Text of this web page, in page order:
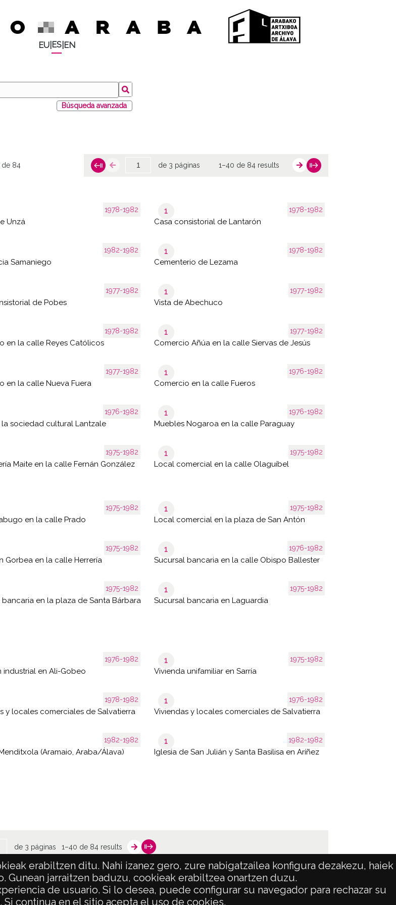
erabiltzen ditu. Nahi izanez gero, zure nabigatzailea konfigura dezakezu, haiek
Gunean jarraitzen baduzu, cookieak erabiltzea onartzen duzu.
de usuario. Si lo desea, puede configurar su navegador para rechazar su
Si continua en el sitio acepta el uso de cookies.
EU| ES| EN
Búsqueda avanzada
de 84 de 3 páginas 1–40 de 84 results
1978-1982
Unzá
1978-1982
1
Casa consistorial de Lantarón
1982-1982
Samaniego
1978-1982
1
Cementerio de Lezama
1977-1982
de Pobes
1977-1982
1
Vista de Abechuco
1978-1982
en la calle Reyes Católicos
1977-1982
1
Comercio Añúa en la calle Siervas de Jesús
1977-1982
en la calle Nueva Fuera
1976-1982
1
Comercio en la calle Fueros
1976-1982
la sociedad cultural Lantzale
1976-1982
1
Muebles Nogaroa en la calle Paraguay
1975-1982
Maite en la calle Fernán González
1975-1982
1
Local comercial en la calle Olaguíbel
1975-1982
en la calle Prado
1975-1982
1
Local comercial en la plaza de San Antón
1975-1982
Gorbea en la calle Herrería
1976-1982
1
Sucursal bancaria en la calle Obispo Ballester
1975-1982
bancaria en la plaza de Santa Bárbara
1975-1982
1
Sucursal bancaria en Laguardia
1976-1982
industrial en Ali-Gobeo
1975-1982
1
Vivienda unifamiliar en Sarría
1978-1982
y locales comerciales de Salvatierra
1976-1982
1
Viviendas y locales comerciales de Salvatierra
1982-1982
(Aramaio, Araba/Álava)
1982-1982
1
Iglesia de San Julián y Santa Basilisa en Aríñez
de 3 páginas 1–40 de 84 results
ACCESIBILIDAD ATENCIÓN CIUDADANA